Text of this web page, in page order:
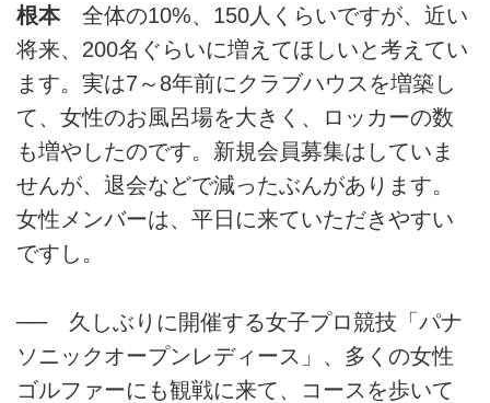
根本全体の10%、150人くらいですが、近い
将来、200名ぐらいに増えてほしいと考えてい
ます。実は7～8年前にクラブハウスを増築し
て、女性のお風呂場を大きく、ロッカーの数
も増やしたのです。新規会員募集はしていま
せんが、退会などで減ったぶんがあります。
女性メンバーは、平日に来ていただきやすい
ですし。
── 久しぶりに開催する女子プロ競技「パナ
ソニックオープンレディース」、多くの女性
ゴルファーにも観戦に来て、コースを歩いて